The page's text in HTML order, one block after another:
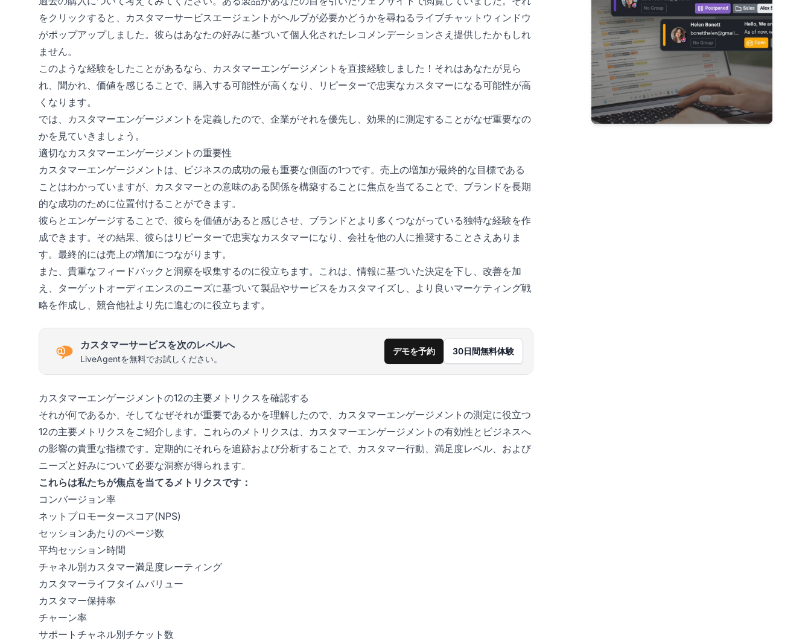
をクリックすると、カスタマーサービスエージェントがヘルプが必要かどうかを尋ねるライブチャットウィンドウ
がポップアップしました。彼らはあなたの好みに基づいて個人化されたレコメンデーションさえ提供したかもしれ
ません。
このような経験をしたことがあるなら、カスタマーエンゲージメントを直接経験しました！それはあなたが見ら
れ、聞かれ、価値を感じることで、購入する可能性が高くなり、リピーターで忠実なカスタマーになる可能性が高
くなります。
では、カスタマーエンゲージメントを定義したので、企業がそれを優先し、効果的に測定することがなぜ重要なの
かを見ていきましょう。
適切なカスタマーエンゲージメントの重要性
カスタマーエンゲージメントは、ビジネスの成功の最も重要な側面の1つです。売上の増加が最終的な目標である
ことはわかっていますが、カスタマーとの意味のある関係を構築することに焦点を当てることで、ブランドを長期
的な成功のために位置付けることができます。
彼らとエンゲージすることで、彼らを価値があると感じさせ、ブランドとより多くつながっている独特な経験を作
成できます。その結果、彼らはリピーターで忠実なカスタマーになり、会社を他の人に推奨することさえありま
す。最終的には売上の増加につながります。
また、貴重なフィードバックと洞察を収集するのに役立ちます。これは、情報に基づいた決定を下し、改善を加
え、ターゲットオーディエンスのニーズに基づいて製品やサービスをカスタマイズし、より良いマーケティング戦
略を作成し、競合他社より先に進むのに役立ちます。
カスタマーサービスを次のレベルへ
LiveAgentを無料でお試しください。
デモを予約 30日間無料体験
カスタマーエンゲージメントの12の主要メトリクスを確認する
それが何であるか、そしてなぜそれが重要であるかを理解したので、カスタマーエンゲージメントの測定に役立つ
12の主要メトリクスをご紹介します。これらのメトリクスは、カスタマーエンゲージメントの有効性とビジネスへ
の影響の貴重な指標です。定期的にそれらを追跡および分析することで、カスタマー行動、満足度レベル、および
ニーズと好みについて必要な洞察が得られます。
これらは私たちが焦点を当てるメトリクスです：
コンバージョン率
ネットプロモータースコア(NPS)
セッションあたりのページ数
平均セッション時間
チャネル別カスタマー満足度レーティング
カスタマーライフタイムバリュー
カスタマー保持率
チャーン率
サポートチャネル別チケット数